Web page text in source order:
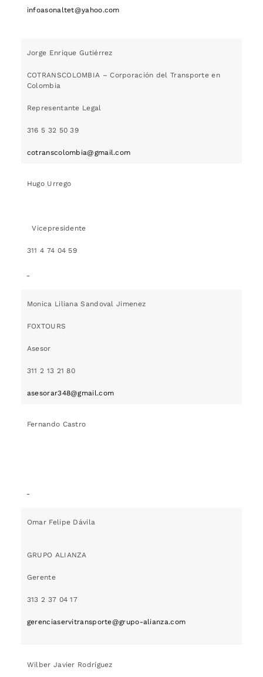
infoasonaltet@yahoo.com
Jorge Enrique Gutiérrez
COTRANSCOLOMBIA – Corporación del Transporte en
Colombia
Representante Legal
316 5 32 50 39
cotranscolombia@gmail.com
Hugo Urrego
Vicepresidente
311 4 74 04 59
Monica Liliana Sandoval Jimenez
FOXTOURS
Asesor
311 2 13 21 80
asesorar348@gmail.com
Fernando Castro
Omar Felipe Dávila
GRUPO ALIANZA
Gerente
313 2 37 04 17
gerenciaservitransporte@grupo-alianza.com
Wilber Javier Rodríguez